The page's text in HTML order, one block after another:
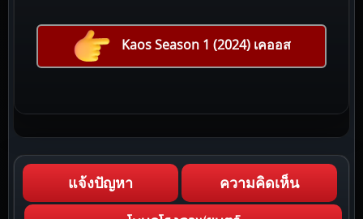
Kaos Season 1 (2024) เคออส
แจ้งปัญหา ความคิดเห็น